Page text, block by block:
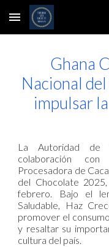
Skip to main content
Ghana
Nacional
impulsar
La Autoridad de
colaboración
Procesadora de
del Chocolate
febrero. Bajo el
Saludable, Haz
promover el
y resaltar su
cultura del país.